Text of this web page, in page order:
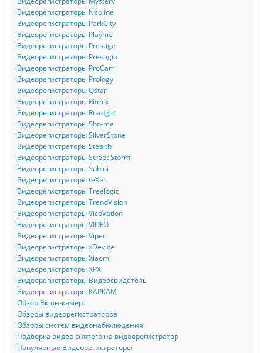
Видеорегистраторы Neoline
Видеорегистраторы ParkCity
Видеорегистраторы Playme
Видеорегистраторы Prestige
Видеорегистраторы Prestigio
Видеорегистраторы ProCam
Видеорегистраторы Prology
Видеорегистраторы Qstar
Видеорегистраторы Ritmix
Видеорегистраторы Roadgid
Видеорегистраторы Sho-me
Видеорегистраторы SilverStone
Видеорегистраторы Stealth
Видеорегистраторы Street Storm
Видеорегистраторы Subini
Видеорегистраторы teXet
Видеорегистраторы Treelogic
Видеорегистраторы TrendVision
Видеорегистраторы VicoVation
Видеорегистраторы VIOFO
Видеорегистраторы Viper
Видеорегистраторы xDevice
Видеорегистраторы Xiaomi
Видеорегистраторы XPX
Видеорегистраторы Видеосвидетель
Видеорегистраторы КАРКАМ
Обзор Экшн-камер
Обзоры видеорегистраторов
Обзоры систем видеонабюлюдения
Подборка видео снятого на видеорегистратор
Популярные Видеорегистраторы